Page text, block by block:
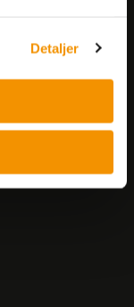
Detaljer